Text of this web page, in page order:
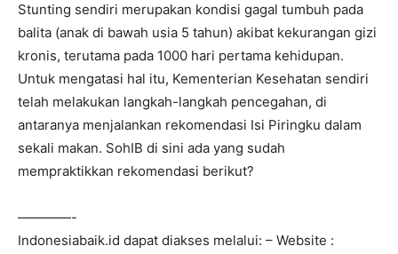
Stunting sendiri merupakan kondisi gagal tumbuh pada
balita (anak di bawah usia 5 tahun) akibat kekurangan gizi
kronis, terutama pada 1000 hari pertama kehidupan.
Untuk mengatasi hal itu, Kementerian Kesehatan sendiri
telah melakukan langkah-langkah pencegahan, di
antaranya menjalankan rekomendasi Isi Piringku dalam
sekali makan. SohIB di sini ada yang sudah
mempraktikkan rekomendasi berikut?
————-
Indonesiabaik.id dapat diakses melalui: – Website :